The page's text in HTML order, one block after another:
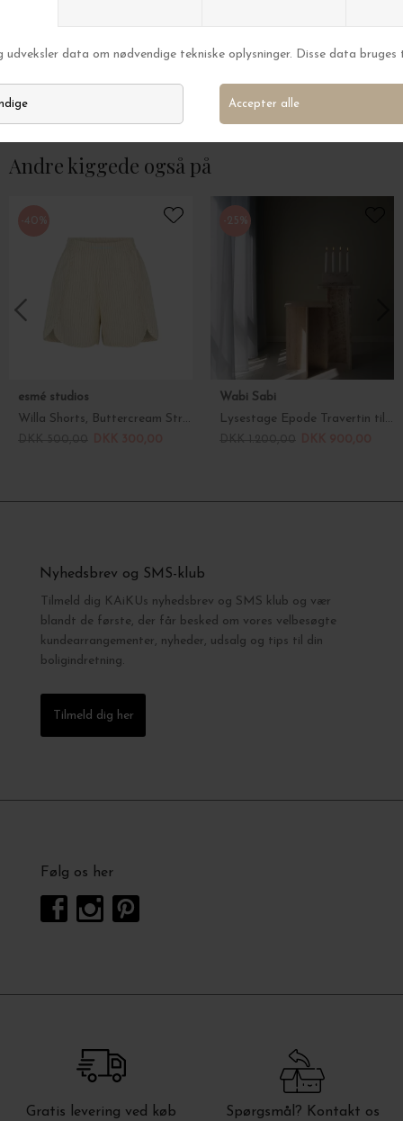
Ferm Living
Cortivo Udendørs Solcellelampe, Rust
DKK 649,00
Ferm Living
Ripple
Andre kiggede også på
-40%
esmé studios
Willa Shorts, Buttercream Stripes
-25%
Wabi Sabi
Lysestage Epode Travertin til 4 lys
Nyhedsbrev og SMS-klub
Tilmeld dig KAiKUs nyhedsbrev og SMS klub og vær
blandt de første, der får besked om vores velbesøgte
kundearrangementer, nyheder, udsalg og tips til din
boligindretning.
Tilmeld dig her
Følg os her
Gratis levering ved køb
Spørgsmål? Kontakt os